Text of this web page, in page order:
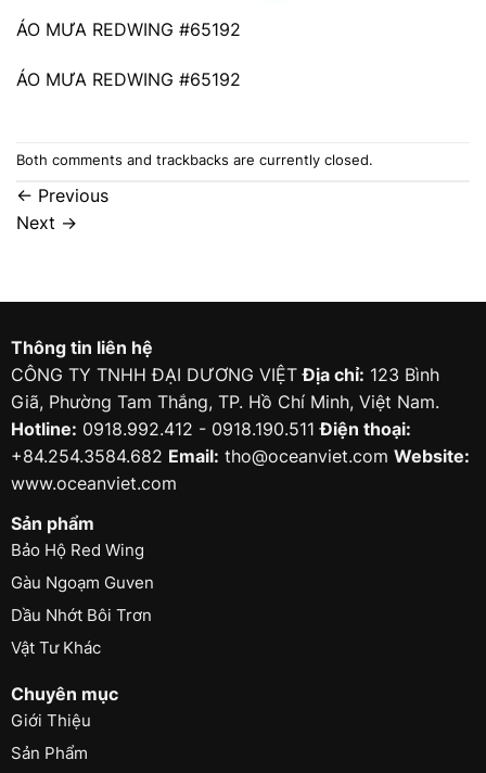
ÁO MƯA REDWING #65192
ÁO MƯA REDWING #65192
Both comments and trackbacks are currently closed.
← Previous
Next →
Thông tin liên hệ
CÔNG TY TNHH ĐẠI DƯƠNG VIỆTĐịa chỉ: 123 Bình
Giã, Phường Tam Thắng, TP. Hồ Chí Minh, Việt Nam.
Hotline: 0918.992.412 - 0918.190.511Điện thoại:
+84.254.3584.682 Email: tho@oceanviet.com Website:
www.oceanviet.com
Sản phẩm
Bảo Hộ Red Wing
Gàu Ngoạm Guven
Dầu Nhớt Bôi Trơn
Vật Tư Khác
Chuyên mục
Giới Thiệu
Sản Phẩm